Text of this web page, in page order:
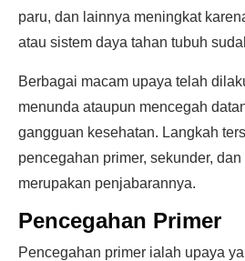
paru, dan lainnya meningkat
atau sistem daya tahan tubuh
Berbagai macam upaya telah
menunda ataupun mencegah
gangguan kesehatan. Langkah
pencegahan primer, sekunder,
merupakan penjabarannya.
Pencegahan Primer
Pencegahan primer ialah upaya